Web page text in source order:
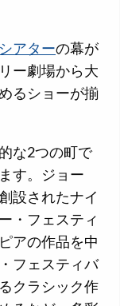
アターの幕が
ー劇場から大
るショーが揃
な2つの町で
す。ジョー
設されたナイ
・フェスティ
アの作品を中
フェスティバ
クラシック作